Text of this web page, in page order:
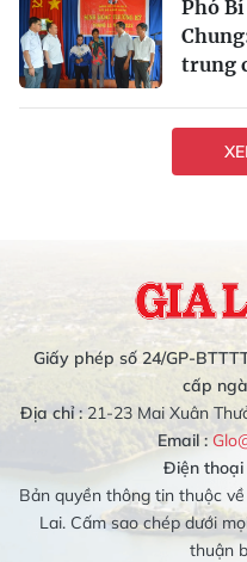
Phó
trung
Giấy phép số 24/GP-
cấp
Địa chỉ :21-23 Mai Xuân
Email :
Điện thoại
Bản quyền thông tin thuộc
Lai. Cấm sao chép dưới
thuận